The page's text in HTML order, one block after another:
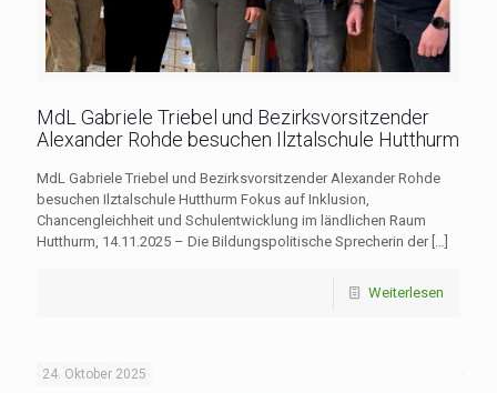
MdL Gabriele Triebel und Bezirksvorsitzender
Alexander Rohde besuchen Ilztalschule Hutthurm
MdL Gabriele Triebel und Bezirksvorsitzender Alexander Rohde
besuchen Ilztalschule Hutthurm Fokus auf Inklusion,
Chancengleichheit und Schulentwicklung im ländlichen Raum
Hutthurm, 14.11.2025 – Die Bildungspolitische Sprecherin der[…]
Weiterlesen
24. Oktober 2025